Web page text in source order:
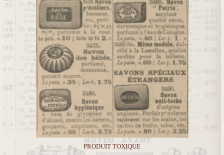
PRODUIT TOXIQUE